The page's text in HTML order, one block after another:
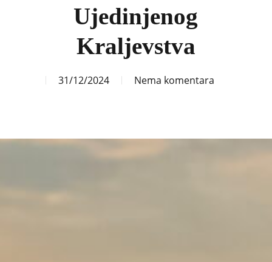
Ujedinjenog
Kraljevstva
31/12/2024 Nema komentara